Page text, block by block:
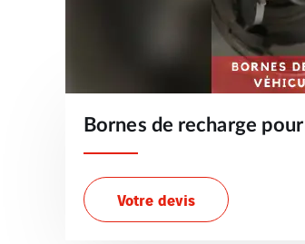
Bornes de recharge
Votre devis